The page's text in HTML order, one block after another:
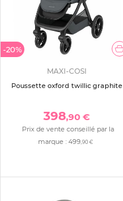
-20%
MAXI-COSI
Poussette oxford twillic graphite
398,90 €
Prix de vente conseillé par la
marque : 499 ,90 €